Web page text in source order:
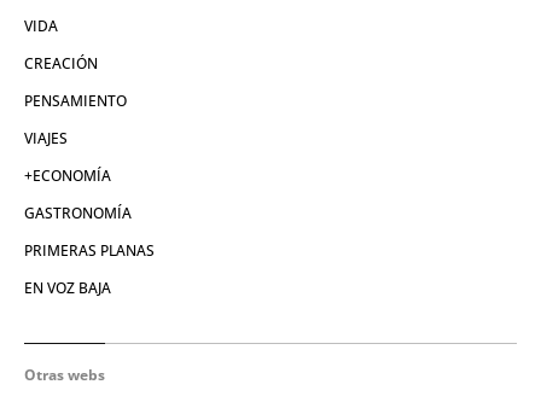
VIDA
CREACIÓN
PENSAMIENTO
VIAJES
+ECONOMÍA
GASTRONOMÍA
PRIMERAS PLANAS
EN VOZ BAJA
Otras webs